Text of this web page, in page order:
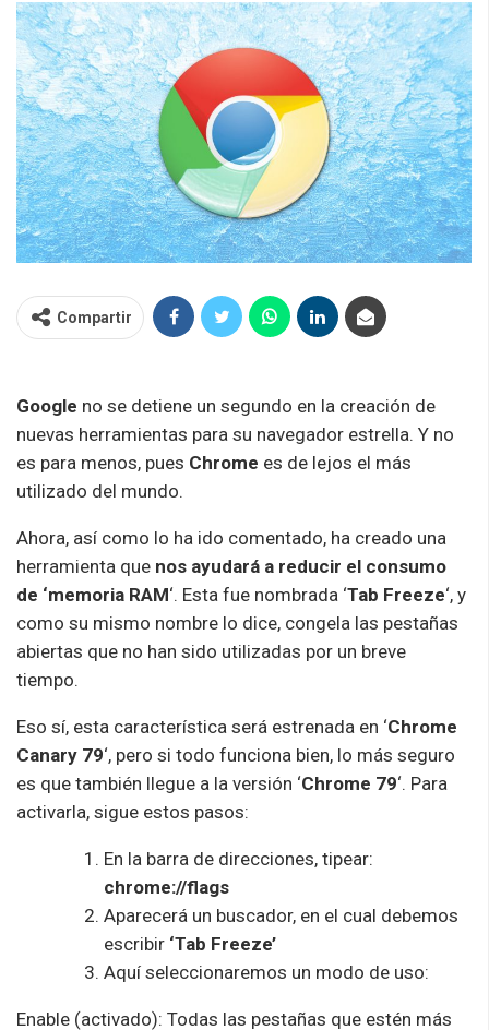
Compartir
Google no se detiene un segundo en la creación de
nuevas herramientas para su navegador estrella. Y no
es para menos, pues Chrome es de lejos el más
utilizado del mundo.
Ahora, así como lo ha ido comentado, ha creado una
herramienta que nos ayudará a reducir el consumo
de ‘memoria RAM‘. Esta fue nombrada ‘Tab Freeze‘, y
como su mismo nombre lo dice, congela las pestañas
abiertas que no han sido utilizadas por un breve
tiempo.
Eso sí, esta característica será estrenada en ‘Chrome
Canary 79‘, pero si todo funciona bien, lo más seguro
es que también llegue a la versión ‘Chrome 79‘. Para
activarla, sigue estos pasos:
En la barra de direcciones, tipear:
chrome://flags
Aparecerá un buscador, en el cual debemos
escribir ‘Tab Freeze’
Aquí seleccionaremos un modo de uso:
Enable (activado): Todas las pestañas que estén más